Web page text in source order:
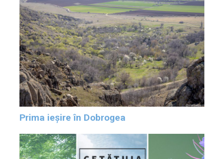
Prima ieșire în Dobrogea